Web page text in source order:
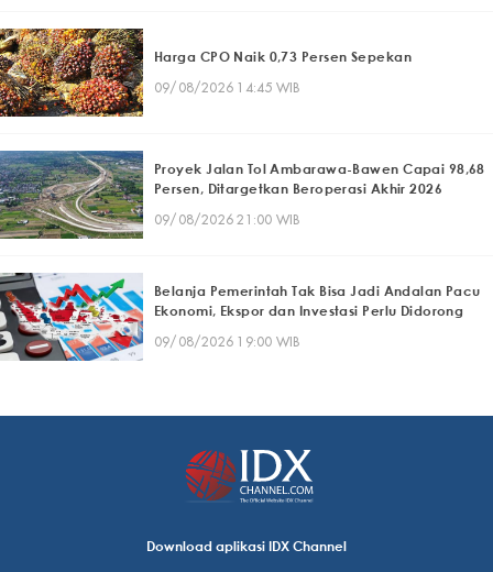
Harga CPO Naik 0,73 Persen Sepekan
09/08/2026 14:45 WIB
Proyek Jalan Tol Ambarawa-Bawen Capai 98,68
Persen, Ditargetkan Beroperasi Akhir 2026
09/08/2026 21:00 WIB
Belanja Pemerintah Tak Bisa Jadi Andalan Pacu
Ekonomi, Ekspor dan Investasi Perlu Didorong
09/08/2026 19:00 WIB
Download aplikasi IDX Channel